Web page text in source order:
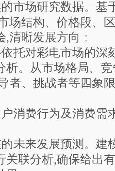
场研究数据。基
场结构、价格段、
清晰发展方向；
对彩电市场的深
析。从市场格局、
者、挑战者等四象
费行为及消费需
来发展预测。建
关联分析,确保给出